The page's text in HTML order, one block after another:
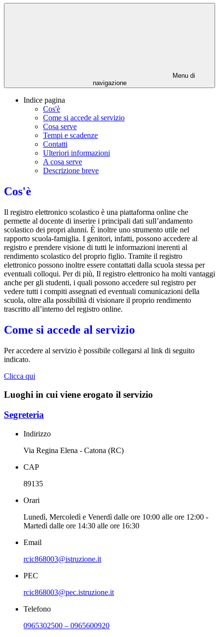
Menu di
navigazione
Indice pagina
Cos'è
Come si accede al servizio
Cosa serve
Tempi e scadenze
Contatti
Ulteriori informazioni
A cosa serve
Descrizione breve
Cos'è
Il registro elettronico scolastico è una piattaforma online che
permette al docente di inserire i principali dati sull’andamento
scolastico dei propri alunni. È inoltre uno strumento utile nel
rapporto scuola-famiglia. I genitori, infatti, possono accedere al
registro e prendere visione di tutti le informazioni inerenti al
rendimento scolastico del proprio figlio. Tramite il registro
elettronico possono inoltre essere contattati dalla scuola stessa per
eventuali colloqui. Per di più, Il registro elettronico ha molti vantaggi
anche per gli studenti, i quali possono accedere sul registro per
vedere tutti i compiti assegnati ed eventuali comunicazioni della
scuola, oltre alla possibilità di visionare il proprio rendimento
trascritto all’interno del registro online.
Come si accede al servizio
Per accedere al servizio è possibile collegarsi al link di seguito
indicato.
Clicca qui
Luoghi in cui viene erogato il servizio
Segreteria
Indirizzo
Via Regina Elena - Catona (RC)
CAP
89135
Orari
Lunedì, Mercoledì e Venerdì dalle ore 10:00 alle ore 12:00 -
Martedì dalle ore 14:30 alle ore 16:30
Email
rcic868003@istruzione.it
PEC
rcic868003@pec.istruzione.it
Telefono
0965302500 – 0965600920